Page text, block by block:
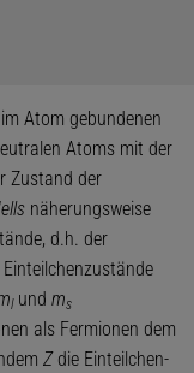
Atom gebundenen
Atoms mit der
Zustand der
näherungsweise
d.h. der
lund ms
als Fermionen dem
Zdie Einteilchen-